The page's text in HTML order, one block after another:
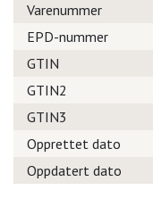
Varenummer
EPD-nummer
GTIN
GTIN2
GTIN3
Opprettet dato
Oppdatert dato